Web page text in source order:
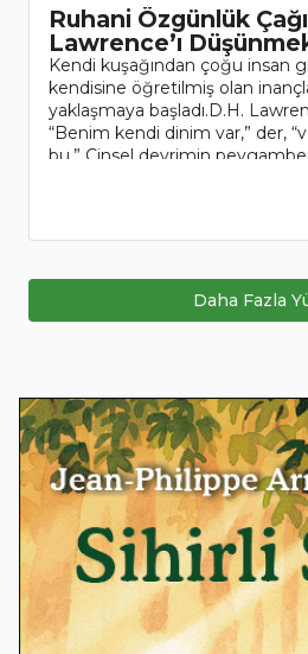
Ruhani Özgünlük
Lawrence’ı
Kendi kuşağından çoğu insan
kendisine öğretilmiş olan
yaklaşmaya başladı.D.H.
“Benim kendi dinim var,” der,
bu.” Cinsel devrimin
Daha Fazla